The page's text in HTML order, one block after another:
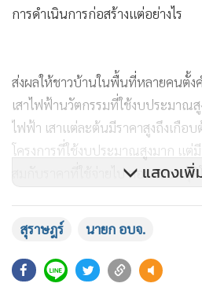
การดำเนินการก่อสร้างแต่อย่างไร
ส่งผลให้ชาวบ้านในพื้นที่หลายคนตั้ง
เสาไฟฟ้านวัตกรรมที่ใช้งบประมาณสู
ไฟฟ้า เสาแต่ละต้นมีราคาสูงถึงเกือ
โครงการที่ใช้งบประมาณสูงมาก แต่
สมกับราคาที่ใช้จ่ายไป ตอนจะอนมุัติ
เร่งดำเนินการ เช่นการก่อสร้างโรง
ทอง อำเภอท่าชนะ ซึ่งในวันนี้ ผู้นำ
รวบรวมเงินเพื่อซื้อที่ดินบริจาคให้ อ
ก่อสร้างแล้ว ทุกวันนี้พี่น้องประชาชนเ
แสดงเพิ่
สุราษฎร์ นายก อบจ.